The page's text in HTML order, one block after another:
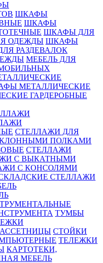
ШКАФЫ
ШКАФЫ
ШКАФЫ ДЛЯ
ОДЕЖДЫ ШКАФЫ
РАЗДЕВАЛОК
МЕБЕЛЬ ДЛЯ
МЕТАЛЛИЧЕСКИЕ
ГАРДЕРОБНЫЕ
СТЕЛЛАЖИ ДЛЯ
ПОЛКАМИ
СТЕЛЛАЖИ
С ВЫКАТНЫМИ
С КОНСОЛЯМИ
СТЕЛЛАЖИ
ТУМБЫ
СТОЙКИ
ТЕЛЕЖКИ
КАРТОТЕКИ,
МЕБЕЛЬ